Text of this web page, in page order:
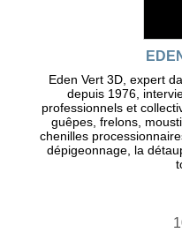
Eden Vert 3D, expert
depuis 1976,
professionnels et
guêpes, frelons,
chenilles
dépigeonnage, la